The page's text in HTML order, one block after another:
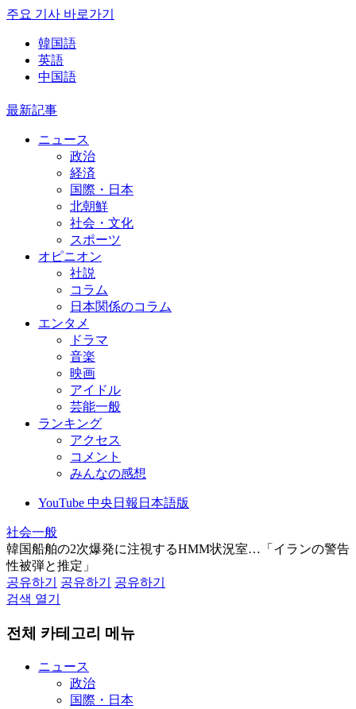
주요 기사 바로가기
韓国語
英語
中国語
最新記事
ニュース
政治
経済
国際・日本
北朝鮮
社会・文化
スポーツ
オピニオン
社説
コラム
日本関係のコラム
エンタメ
ドラマ
音楽
映画
アイドル
芸能一般
ランキング
アクセス
コメント
みんなの感想
YouTube 中央日報日本語版
社会一般
韓国船舶の2次爆発に注視するHMM状況室…「イランの警告
性被弾と推定」
공유하기
공유하기
공유하기
검색 열기
전체 카테고리 메뉴
ニュース
政治
国際・日本